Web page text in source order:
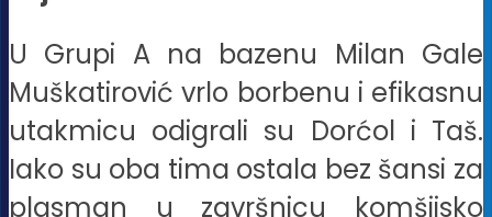
U Grupi A na bazenu Milan Gale
Muškatirović vrlo borbenu i efikasnu
utakmicu odigrali su Dorćol i Taš.
Iako su oba tima ostala bez šansi za
plasman u završnicu komšijsko